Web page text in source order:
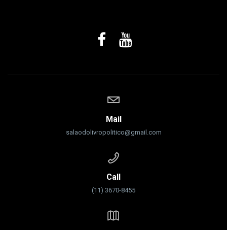
Mail
salaodolivropolitico@gmail.com
Call
(11) 3670-8455